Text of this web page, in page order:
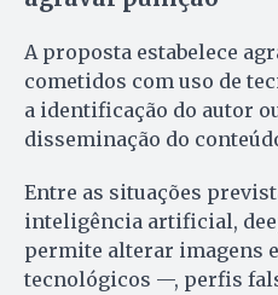
A proposta estabelece
cometidos com uso de
a identificação do autor
disseminação do
Entre as situações
inteligência artificial,
permite alterar imagens
tecnológicos —, perfis